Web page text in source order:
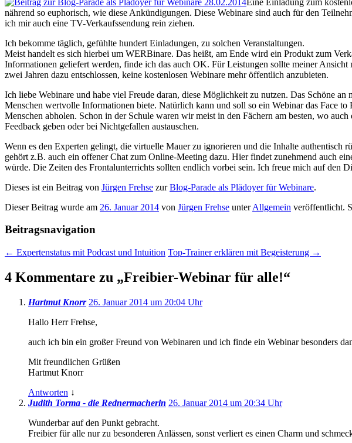
nährend so euphorisch, wie diese Ankündigungen. Diese Webinare sind auch für den
ich mir auch eine TV-Verkaufssendung rein ziehen.
Ich bekomme täglich, gefühlte hundert Einladungen, zu solchen Veranstaltungen.
Meist handelt es sich hierbei um WERBinare. Das heißt, am Ende wird ein Produkt zum
Informationen geliefert werden, finde ich das auch OK. Für Leistungen sollte meiner
zwei Jahren dazu entschlossen, keine kostenlosen Webinare mehr öffentlich anzubieten.
Ich liebe Webinare und habe viel Freude daran, diese Möglichkeit zu nutzen. Das Schöne
Menschen wertvolle Informationen biete. Natürlich kann und soll so ein Webinar das Face
Menschen abholen. Schon in der Schule waren wir meist in den Fächern am besten, wo
Feedback geben oder bei Nichtgefallen austauschen.
Wenn es den Experten gelingt, die virtuelle Mauer zu ignorieren und die Inhalte authentisch
gehört z.B. auch ein offener Chat zum Online-Meeting dazu. Hier findet zunehmend auch
würde. Die Zeiten des Frontalunterrichts sollten endlich vorbei sein. Ich freue mich auf den
Dieses ist ein Beitrag von Jürgen Frehse zurBlog-Parade als Plädoyer für Webinare.
Dieser Beitrag wurde am 26. Januar 2014 von Jürgen Frehse unterAllgemein veröffentlicht.
Beitragsnavigation
← Expertenstatus mit Podcast und Intuition Top-Trainer erklären mit Begeisterung →
4 Kommentare zu „Freibier-Webinar für alle!“
Hartmut Knorr 26. Januar 2014 um 20:04 Uhr
Hallo Herr Frehse,
auch ich bin ein großer Freund von Webinaren und ich finde ein Webinar besonders
Mit freundlichen Grüßen
Hartmut Knorr
Antworten ↓
Judith Torma - die Rednermacherin 26. Januar 2014 um 20:34 Uhr
Wunderbar auf den Punkt gebracht.
Freibier für alle nur zu besonderen Anlässen, sonst verliert es einen Charm und